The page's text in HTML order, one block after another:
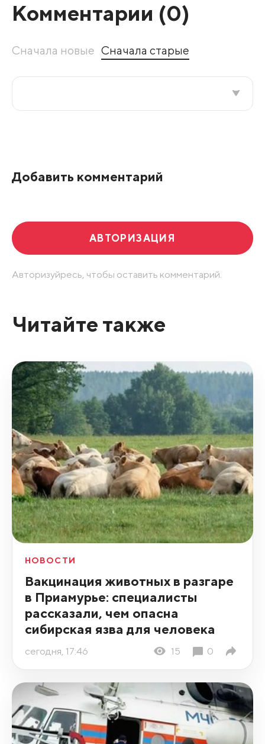
Комментарии (0)
Сначала новые Сначала старые
Добавить комментарий
АВТОРИЗАЦИЯ
Авторизуйресь, чтобы оставить комментарий.
Читайте также
НОВОСТИ
Вакцинация животных в разгаре
в Приамурье: специалисты
рассказали, чем опасна
сибирская язва для человека
сегодня, 17:46 15 0